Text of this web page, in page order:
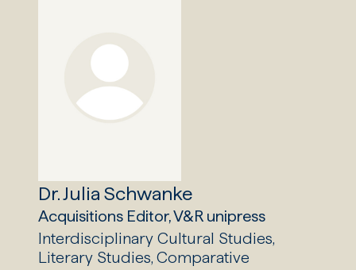
Dr. Julia Schwanke
Acquisitions Editor, V&R unipress
Interdisciplinary Cultural Studies,
Literary Studies, Comparative